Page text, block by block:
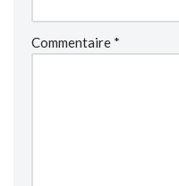
Commentaire *